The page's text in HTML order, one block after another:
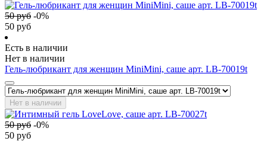
50руб -0%
50 руб
Есть в наличии
Нет в наличии
Гель-любрикант для женщин MiniMini, саше арт. LB-70019t
Нет в наличии
50руб -0%
50 руб